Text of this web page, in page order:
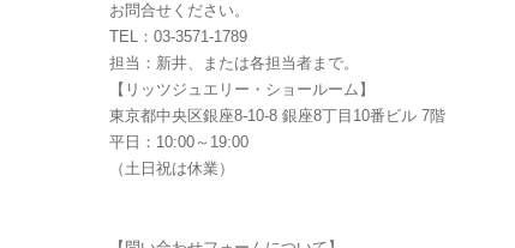
お問合せください。
TEL：03-3571-1789
担当：新井、または各担当者まで。
【リッツジュエリー・ショールーム】
東京都中央区銀座8-10-8 銀座8丁目10番ビル 7階
平日：10:00～19:00
（土日祝は休業）